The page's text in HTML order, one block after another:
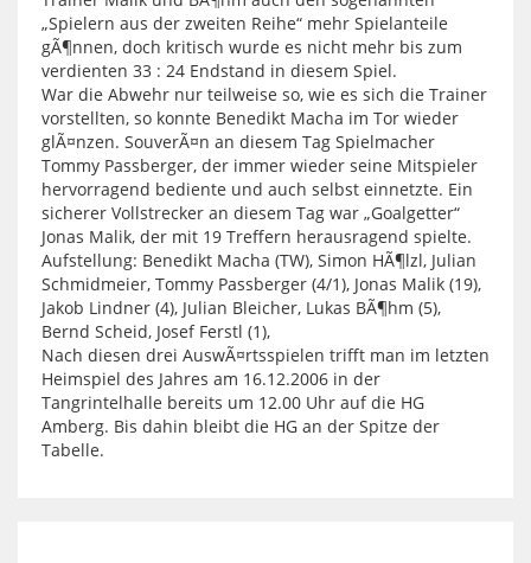
„Spielern aus der zweiten Reihe“ mehr Spielanteile
gÃ¶nnen, doch kritisch wurde es nicht mehr bis zum
verdienten 33 : 24 Endstand in diesem Spiel.
War die Abwehr nur teilweise so, wie es sich die Trainer
vorstellten, so konnte Benedikt Macha im Tor wieder
glÃ¤nzen. SouverÃ¤n an diesem Tag Spielmacher
Tommy Passberger, der immer wieder seine Mitspieler
hervorragend bediente und auch selbst einnetzte. Ein
sicherer Vollstrecker an diesem Tag war „Goalgetter“
Jonas Malik, der mit 19 Treffern herausragend spielte.
Aufstellung: Benedikt Macha (TW), Simon HÃ¶lzl, Julian
Schmidmeier, Tommy Passberger (4/1), Jonas Malik (19),
Jakob Lindner (4), Julian Bleicher, Lukas BÃ¶hm (5),
Bernd Scheid, Josef Ferstl (1),
Nach diesen drei AuswÃ¤rtsspielen trifft man im letzten
Heimspiel des Jahres am 16.12.2006 in der
Tangrintelhalle bereits um 12.00 Uhr auf die HG
Amberg. Bis dahin bleibt die HG an der Spitze der
Tabelle.